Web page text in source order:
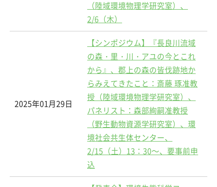
（陸域環境物理学研究室）、
2/6（木）
2025年01月29日
【シンポジウム】『長良川流域
の森・里・川・アユの今とこれ
から』、郡上の森の皆伐跡地か
らみえてきたこと：斎藤 琢准教
授（陸域環境物理学研究室）、
パネリスト：森部絢嗣准教授
（野生動物資源学研究室）、環
境社会共生体センター、
2/15（土）13：30～、要事前申
込